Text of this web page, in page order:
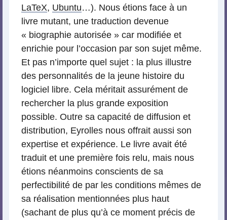
LaTeX, Ubuntu…). Nous étions face à un
livre mutant, une traduction devenue
« biographie autorisée » car modifiée et
enrichie pour l’occasion par son sujet même.
Et pas n’importe quel sujet : la plus illustre
des personnalités de la jeune histoire du
logiciel libre. Cela méritait assurément de
rechercher la plus grande exposition
possible. Outre sa capacité de diffusion et
distribution, Eyrolles nous offrait aussi son
expertise et expérience. Le livre avait été
traduit et une première fois relu, mais nous
étions néanmoins conscients de sa
perfectibilité de par les conditions mêmes de
sa réalisation mentionnées plus haut
(sachant de plus qu’à ce moment précis de